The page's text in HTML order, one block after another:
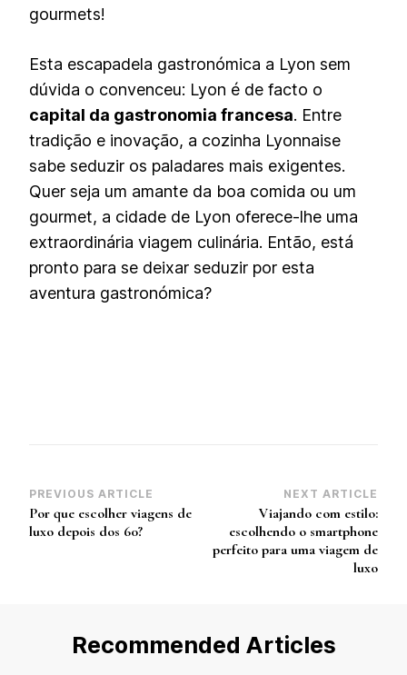
gourmets!
Esta escapadela gastronómica a Lyon sem
dúvida o convenceu: Lyon é de facto o
capital da gastronomia francesa. Entre
tradição e inovação, a cozinha Lyonnaise
sabe seduzir os paladares mais exigentes.
Quer seja um amante da boa comida ou um
gourmet, a cidade de Lyon oferece-lhe uma
extraordinária viagem culinária. Então, está
pronto para se deixar seduzir por esta
aventura gastronómica?
Post
Navigation
PREVIOUS ARTICLE
Por que escolher viagens de
luxo depois dos 60?
NEXT ARTICLE
Viajando com estilo:
escolhendo o smartphone
perfeito para uma viagem de
luxo
Recommended Articles